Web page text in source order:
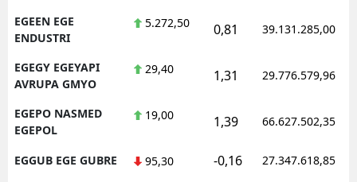
EGEEN EGE
ENDUSTRI
5.272,50 0,81 39.131.285,00
EGEGY EGEYAPI
AVRUPA GMYO
29,40 1,31 29.776.579,96
EGEPO NASMED
EGEPOL
19,00 1,39 66.627.502,35
EGGUB EGE GUBRE 95,30 -0,16 27.347.618,85